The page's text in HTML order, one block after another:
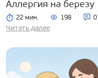
Аллергия на березу
22 мин. 198 0
Читать далее